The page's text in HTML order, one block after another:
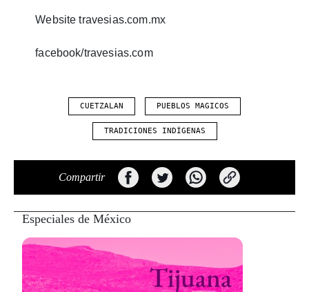
Website travesias.com.mx
facebook/travesias.com
CUETZALAN PUEBLOS MAGICOS
TRADICIONES INDÍGENAS
Compartir
Especiales de México